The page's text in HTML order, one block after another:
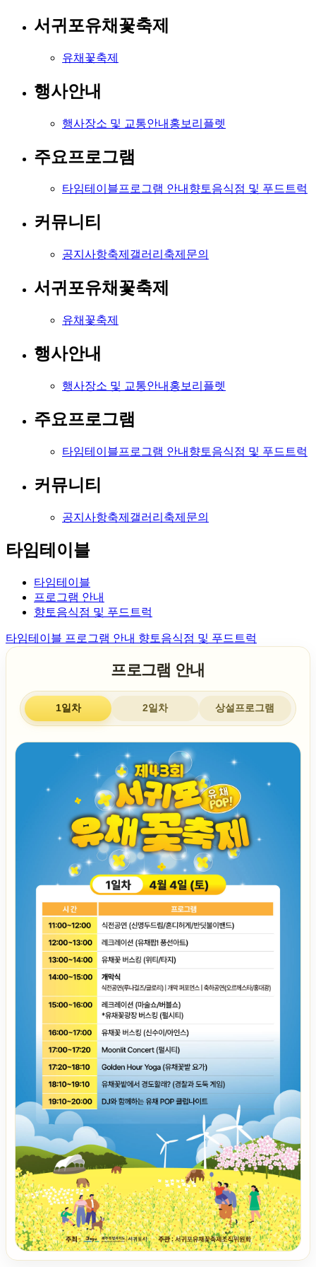
서귀포유채꽃축제
유채꽃축제
행사안내
행사장소 및 교통안내 홍보리플렛
주요프로그램
타임테이블프로그램 안내 향토음식점 및 푸드트럭
커뮤니티
공지사항축제갤러리 축제문의
서귀포유채꽃축제
유채꽃축제
행사안내
행사장소 및 교통안내 홍보리플렛
주요프로그램
타임테이블프로그램 안내 향토음식점 및 푸드트럭
커뮤니티
공지사항축제갤러리 축제문의
타임테이블
타임테이블
프로그램 안내
향토음식점 및 푸드트럭
타임테이블 프로그램 안내 향토음식점 및 푸드트럭
프로그램 안내
1일차 2일차 상설프로그램